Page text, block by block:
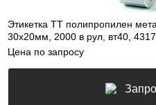
Этикетка ТТ полипропилен
30х20мм, 2000 в рул, вт40, 4317
Цена по запросу